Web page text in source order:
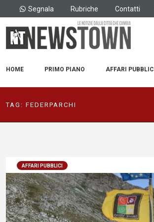
Segnala Rubriche Contatti
HOME PRIMO PIANO AFFARI PUBBLICI
TAG: FEDERPARCHI
AFFARI PUBBLICI